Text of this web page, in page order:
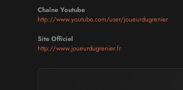
Chaîne Youtube
http://www.youtube.com/user/joueurdugrenier
Site Officiel
http://www.joueurdugrenier.fr